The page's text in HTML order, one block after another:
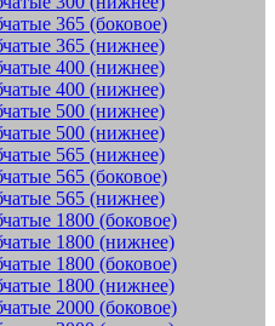
365 (боковое)
365 (нижнее)
400 (нижнее)
400 (нижнее)
500 (нижнее)
500 (нижнее)
565 (нижнее)
565 (боковое)
565 (нижнее)
1800 (боковое)
1800 (нижнее)
1800 (боковое)
1800 (нижнее)
2000 (боковое)